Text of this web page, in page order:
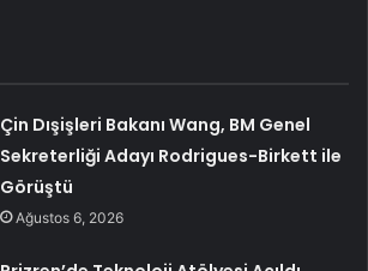
Çin Dışişleri Bakanı Wang, BM Genel
Sekreterliği Adayı Rodrigues-Birkett ile
Görüştü
Ağustos 6, 2026